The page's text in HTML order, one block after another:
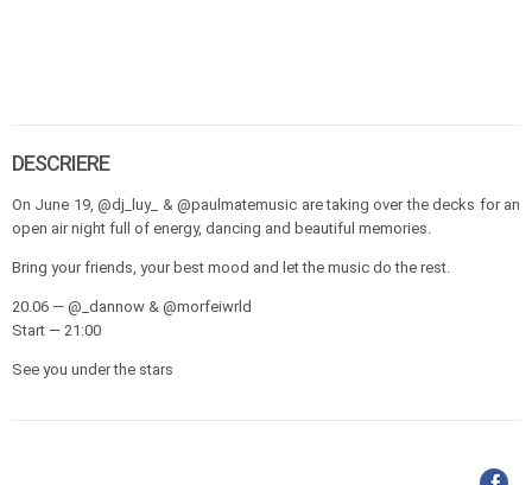
DESCRIERE
On June 19, @dj_luy_ & @paulmatemusic are taking over the decks for an
open air night full of energy, dancing and beautiful memories.
Bring your friends, your best mood and let the music do the rest.
20.06 — @_dannow & @morfeiwrld
Start — 21:00
See you under the stars